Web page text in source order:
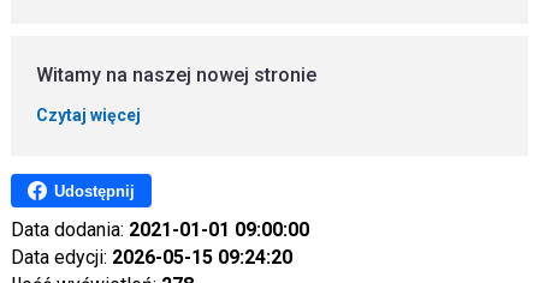
Witamy na naszej nowej stronie
Czytaj więcej
Udostępnij
Data dodania: 2021-01-01 09:00:00
Data edycji: 2026-05-15 09:24:20